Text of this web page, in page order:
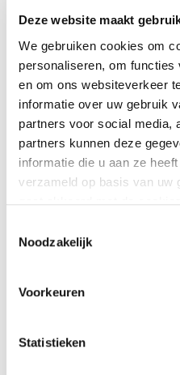
Deze website maakt
We gebruiken cookies om
personaliseren, om
en om ons websiteverkeer
informatie over uw gebruik
partners voor social media,
partners kunnen deze
informatie die u aan ze
verzameld op basis van uw
Noodzakelijk
Voorkeuren
Statistieken
knechtje een ander woord voor
deze muts de vermelding van
Het lijkt een klein detail maar
een muts voor een jongen of
duidelijk verschil was tussen
de zeventiende eeuw droegen